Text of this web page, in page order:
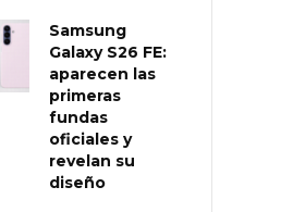
Samsung
Galaxy S26 FE:
aparecen las
primeras
fundas
oficiales y
revelan su
diseño